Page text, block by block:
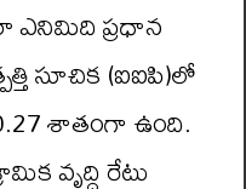
ఎనిమిది ప్రధాన
సూచిక (ఐఐపి)లో
శాతంగా ఉంది.
వృద్ధి రేటు